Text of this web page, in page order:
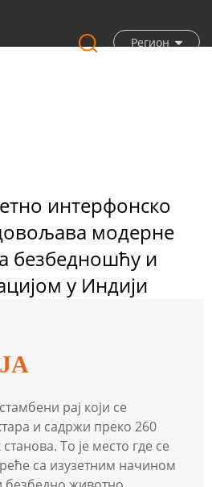
Регион
интерфонско
модерне
безбедношћу и
у Индији
рај који се
и садржи преко 260
То је место где се
са изузетним начином